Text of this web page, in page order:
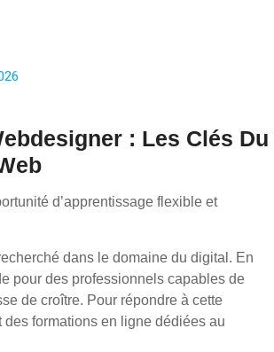
: Les Clés Du
d’apprentissage flexible et
dans le domaine du digital. En
pour des professionnels capables de
de croître. Pour répondre à cette
formations en ligne dédiées au